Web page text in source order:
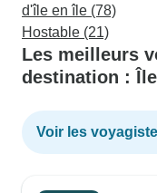
d'île en île (78)
Hostable (21)
Les meilleurs
destination :
Voir les